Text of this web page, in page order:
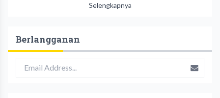
Selengkapnya
Berlangganan